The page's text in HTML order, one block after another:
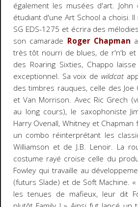
également les musées d'art. John
étudiant d'une Art School a choisi.
SG EDS-1275 et écrira des
son camarade Roger Chapman
très tôt nourri de blues, de r'n'b et
des Roaring Sixties, Chappo
exceptionnel. Sa voix de wildcat
des timbres rauques, celle des Joe
et Van Morrison. Avec Ric Grech
au long cours), le saxophoniste
Harry Ovenall, Whitney et Chapman
un combo réinterprétant les
Williamson et de J.B. Lenoir. La
costume rayé croise celle du
Fowley qui travaille au
(futurs Slade) et de Soft Machine.
les tenues de mafieux, leur dit